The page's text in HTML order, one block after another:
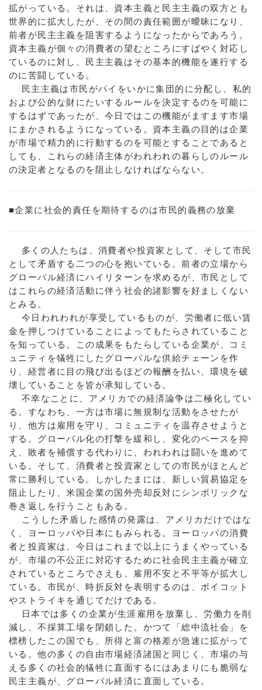
拡がっている。それは、資本主義と民主主義の双方とも
世界的に拡大したが、その間の責任範囲が曖昧になり、
前者が民主主義を阻害するようになったからであろう。
資本主義が個々の消費者の望むところにすばやく対応し
ているのに対し、民主主義はその基本的機能を遂行する
のに苦闘している。
民主主義は市民がパイをいかに集団的に分配し、私的
および公的な財にたいするルールを決定するのを可能に
するはずであったが、今日ではこの機能がますます市場
にまかされるようになっている。資本主義の目的は企業
が市場で精力的に行動するのを可能とすることであると
しても、これらの経済主体がわれわれの暮らしのルール
の決定者となるのを阻止しなければならない。
■企業に社会的責任を期待するのは市民的義務の放棄
多くの人たちは、消費者や投資家として、そして市民
として矛盾する二つの心を抱いている。前者の立場から
グローバル経済にハイリターンを求めるが、市民として
はこれらの経済活動に伴う社会的諸影響を好ましくない
とみる。
今日われわれが享受しているものが、労働者に低い賃
金を押しつけていることによってもたらされていること
を知っている。この成果をもたらしている企業が、コミ
ュニティを犠牲にしたグローバルな供給チェーンを作
り、経営者に目の飛び出るほどの報酬を払い、環境を破
壊していることを皆が承知している。
不幸なことに、アメリカでの経済論争は二極化してい
る。すなわち、一方は市場に無規制な活動をさせたが
り、他方は雇用を守り、コミュニティを温存させようと
する。グローバル化の打撃を緩和し、変化のペースを抑
え、敗者を補償する代わりに、われわれは闘いを進めて
いる。そして、消費者と投資家としての市民がほとんど
常に勝利している。しかしたまには、新しい貿易協定を
阻止したり、米国企業の国外売却反対にシンボリックな
巻き返しを行うこともある。
こうした矛盾した感情の発露は、アメリカだけではな
く、ヨーロッパや日本にもみられる。ヨーロッパの消費
者と投資家は、今日はこれまで以上にうまくやっている
が、市場の不公正に対応するために社会民主主義が確立
されているところでさえも、雇用不安と不平等が拡大し
ている。市民が、時折反対を表明するのは、ボイコット
やストライキを通じてだけである。
日本では多くの企業が生涯雇用を放棄し、労働力を削
減し、不採算工場を閉鎖した。かつて「総中流社会」を
標榜したこの国でも、所得と富の格差が急速に拡がって
いる。他の多くの自由市場経済諸国と同じく、市場の与
える多くの社会的犠牲に直面するにはあまりにも脆弱な
民主主義が、グローバル経済に直面している。